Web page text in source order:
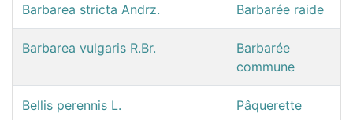
Barbarea stricta Andrz. Barbarée raide
Barbarea vulgaris R.Br.
Barbarée
commune
Bellis perennis L. Pâquerette